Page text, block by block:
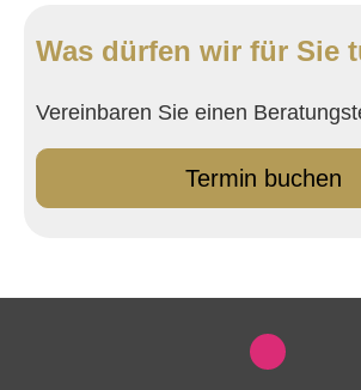
Was dürfen wir für Sie
Vereinbaren Sie einen
Termin buchen